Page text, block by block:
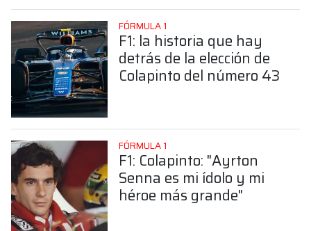
FÓRMULA 1
F1: la historia que hay
detrás de la elección de
Colapinto del número 43
FÓRMULA 1
F1: Colapinto: "Ayrton
Senna es mi ídolo y mi
héroe más grande"